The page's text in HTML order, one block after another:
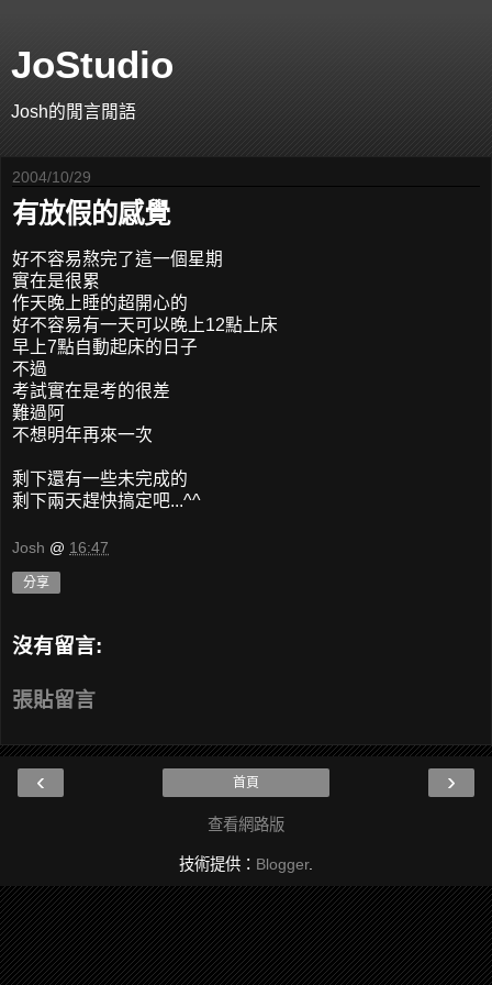
JoStudio
Josh的閒言閒語
2004/10/29
有放假的感覺
好不容易熬完了這一個星期
實在是很累
作天晚上睡的超開心的
好不容易有一天可以晚上12點上床
早上7點自動起床的日子
不過
考試實在是考的很差
難過阿
不想明年再來一次
剩下還有一些未完成的
剩下兩天趕快搞定吧...^^
Josh @ 16:47
分享
沒有留言:
張貼留言
‹ ›
首頁
查看網路版
技術提供： Blogger.